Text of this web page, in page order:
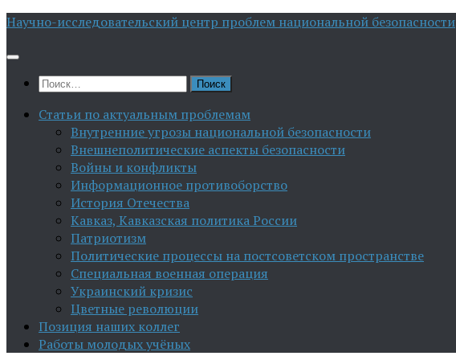
Перейти
содержимому
Научно-исследовательский центр проблем национальной безопасности
Найти:
Статьи по актуальным проблемам
Внутренние угрозы национальной безопасности
Внешнеполитические аспекты безопасности
Войны и конфликты
Информационное противоборство
История Отечества
Кавказ, Кавказская политика России
Патриотизм
Политические процессы на постсоветском пространстве
Специальная военная операция
Украинский кризис
Цветные революции
Позиция наших коллег
Работы молодых учёных